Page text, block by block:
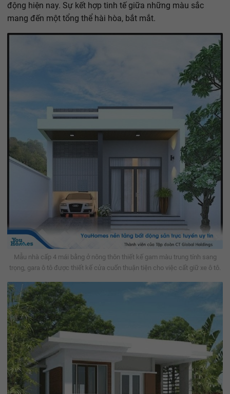
động hiện nay. Sự kết hợp tinh tế giữa những màu sắc
mang đến một tổng thể hài hòa, bắt mắt.
Mẫu nhà cấp 4 mái bằng ở nông thôn thiết kế gam màu trung tính sang
trọng, gara ô tô được thiết kế cửa cuốn thuận tiện cho việc cất giữ xe ô tô.